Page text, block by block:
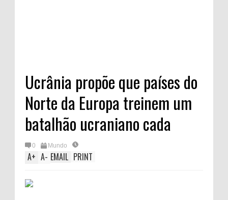
Ucrânia propõe que países do
Norte da Europa treinem um
batalhão ucraniano cada
0 Mundo
A+ A- EMAIL PRINT